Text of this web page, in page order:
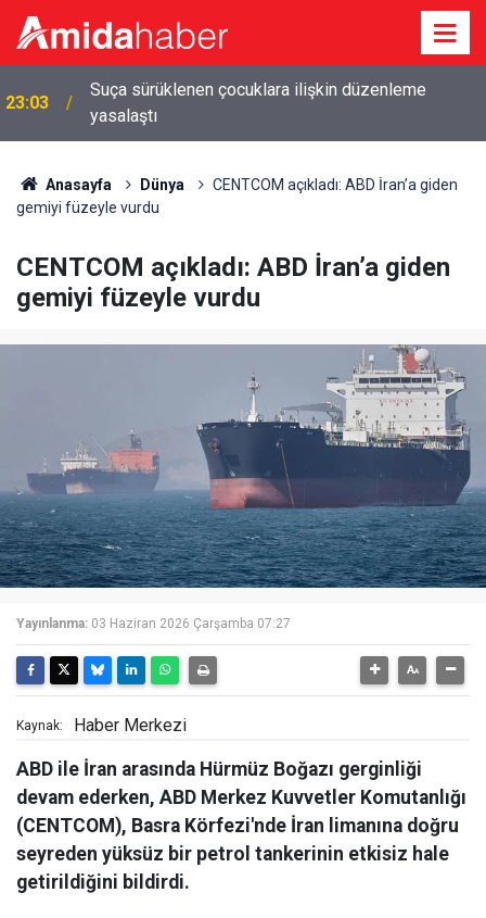
23:03
Suça sürüklenen çocuklara ilişkin düzenleme
yasalaştı
Anasayfa Dünya
CENTCOM açıkladı: ABD İran’a giden
gemiyi füzeyle vurdu
CENTCOM açıkladı: ABD İran’a giden
gemiyi füzeyle vurdu
Yayınlanma: 03 Haziran 2026 Çarşamba 07:27
Kaynak: Haber Merkezi
ABD ile İran arasında Hürmüz Boğazı gerginliği
devam ederken, ABD Merkez Kuvvetler Komutanlığı
(CENTCOM), Basra Körfezi'nde İran limanına doğru
seyreden yüksüz bir petrol tankerinin etkisiz hale
getirildiğini bildirdi.